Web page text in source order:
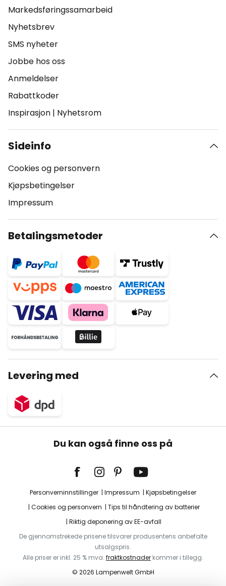
Markedsføringssamarbeid
Nyhetsbrev
SMS nyheter
Jobbe hos oss
Anmeldelser
Rabattkoder
Inspirasjon | Nyhetsrom
Sideinfo
Cookies og personvern
Kjøpsbetingelser
Impressum
Betalingsmetoder
Levering med
Du kan også finne oss på
Personverninnstillinger Impressum
Kjøpsbetingelser
Cookies og personvern
Tips til håndtering av batterier
Riktig deponering av EE-avfall
De gjennomstrekede prisene tilsvarer produsentens anbefalte
utsalgspris.
Alle priser er inkl. 25 % mva. fraktkostnader kommer i tillegg.
© 2026 Lampenwelt GmbH